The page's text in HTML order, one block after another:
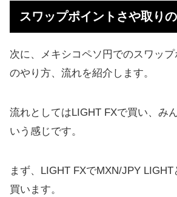
スワップポイントさや取り
次に、メキシコペソ円でのスワップ
のやり方、流れを紹介します。
流れとしてはLIGHT FXで買い、み
いう感じです。
まず、LIGHT FXでMXN/JPY
買います。